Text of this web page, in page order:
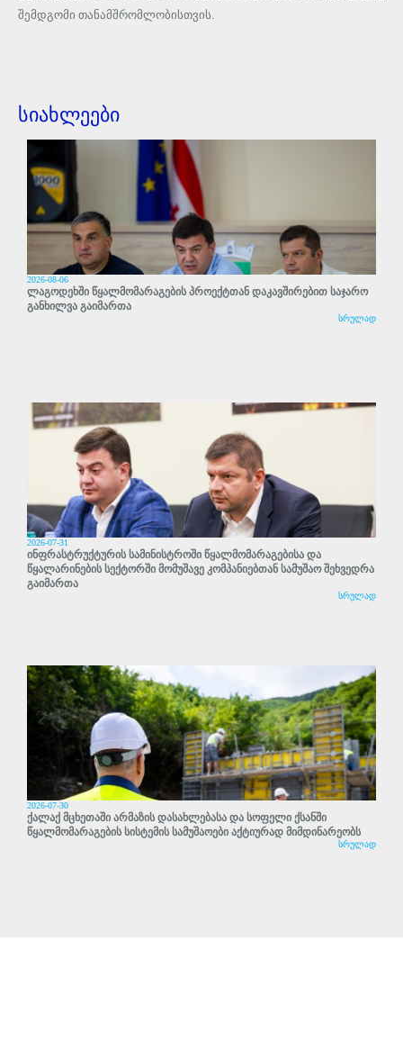
შემდგომი თანამშრომლობისთვის.
სიახლეები
2026-08-06
ლაგოდეხში წყალმომარაგების პროექტთან დაკავშირებით საჯარო
განხილვა გაიმართა
სრულად
2026-07-31
ინფრასტრუქტურის სამინისტროში წყალმომარაგებისა და
წყალარინების სექტორში მომუშავე კომპანიებთან სამუშაო შეხვედრა
გაიმართა
სრულად
2026-07-30
ქალაქ მცხეთაში არმაზის დასახლებასა და სოფელი ქსანში
წყალმომარაგების სისტემის სამუშაოები აქტიურად მიმდინარეობს
სრულად